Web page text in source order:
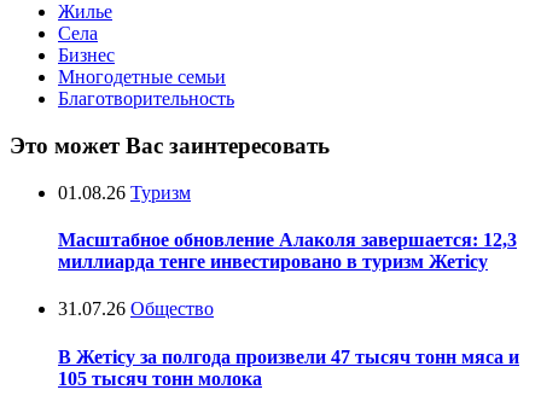
Жилье
Села
Бизнес
Многодетные семьи
Благотворительность
Это может Вас заинтересовать
01.08.26 Туризм
Масштабное обновление Алаколя завершается: 12,3
миллиарда тенге инвестировано в туризм Жетісу
31.07.26 Общество
В Жетісу за полгода произвели 47 тысяч тонн мяса и
105 тысяч тонн молока